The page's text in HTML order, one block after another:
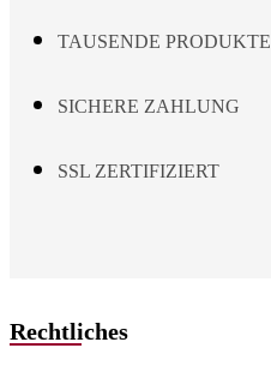
TAUSENDE PRODUKTE
SICHERE ZAHLUNG
SSL ZERTIFIZIERT
Rechtliches